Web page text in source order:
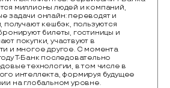
миллионы людей и компаний,
задачи онлайн: переводят и
получают кешбэк, пользуются
билеты, гостиницы и
покупки, участвуют в
и многое другое. С момента
Т-Банк последовательно
технологии, в том числе в
интеллекта, формируя будущее
на глобальном уровне.